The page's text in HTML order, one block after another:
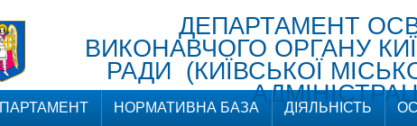
ДЕПАРТАМЕНТ
ВИКОНАВЧОГО ОРГАНУ
РАДИ (КИЇВСЬКОЇ
НОРМАТИВНА БАЗА ДІЯЛЬНІСТЬ